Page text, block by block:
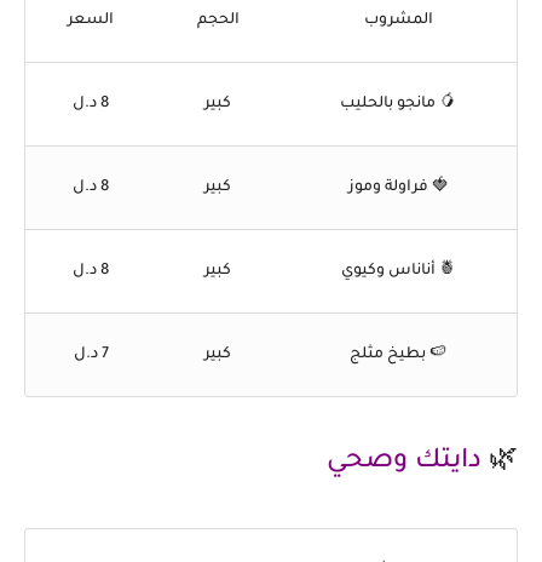
المشروب الحجم السعر
🥭 مانجو بالحليب كبير 8 د.ل
🍓 فراولة وموز كبير 8 د.ل
🍍 أناناس وكيوي كبير 8 د.ل
🍉 بطيخ مثلج كبير 7 د.ل
🌿 دايتك وصحي